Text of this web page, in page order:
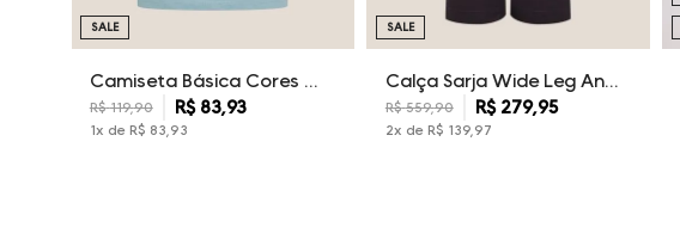
Camiseta Básica Cores Dudalina Masculina
R$ 119,90 R$ 83,93
1x de R$ 83 93
SALE
Calça Sarja Wide Leg Ana Dudalina Feminina
R$ 559,90 R$ 279,95
2x de R$ 139, 97
SALE